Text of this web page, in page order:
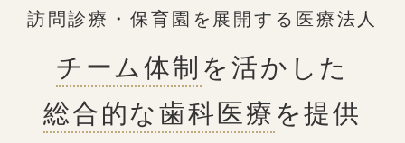
訪問診療・保育園を展開する医療法人
チーム体制 を活かした
総合的な歯科医療 を提供